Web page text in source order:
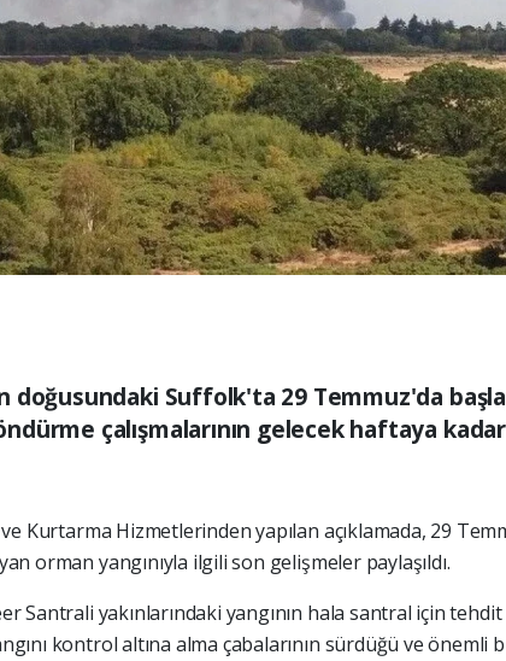
doğusundaki Suffolk'ta 29 Temmuz'da
çalışmalarının gelecek haftaya
Kurtarma Hizmetlerinden yapılan açıklamada, 29
orman yangınıyla ilgili son gelişmeler paylaşıldı.
Santrali yakınlarındaki yangının hala santral için
kontrol altına alma çabalarının sürdüğü ve önemli